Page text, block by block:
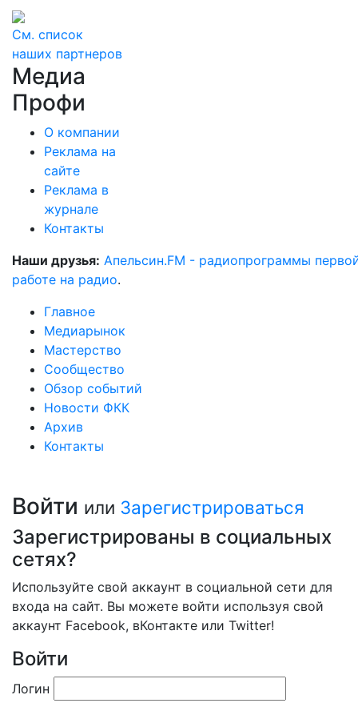
См. список
наших партнеров
Медиа
Профи
О компании
Реклама на
сайте
Реклама в
журнале
Контакты
Наши друзья: Апельсин.FM - радиопрограммы
работе на радио.
Главное
Медиарынок
Мастерство
Сообщество
Обзор событий
Новости ФКК
Архив
Контакты
Войти или Зарегистрироваться
Зарегистрированы в социальных
сетях?
Используйте свой аккаунт в социальной сети для
входа на сайт. Вы можете войти используя свой
аккаунт Facebook, вКонтакте или Twitter!
Войти
Логин